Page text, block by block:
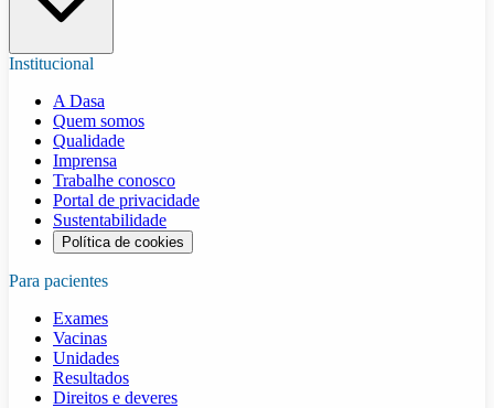
Institucional
A Dasa
Quem somos
Qualidade
Imprensa
Trabalhe conosco
Portal de privacidade
Sustentabilidade
Política de cookies
Para pacientes
Exames
Vacinas
Unidades
Resultados
Direitos e deveres